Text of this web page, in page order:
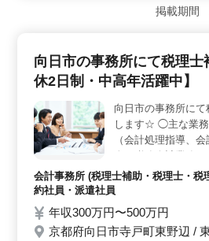
医師職が常勤で募集中！神戸市内
への経験の伝承をお願いします。
目。診療補助から歯石除去、ホワ
ケア指導まで、バラエティ豊かな業
どれでもOK！ 阪急京都線 洛西口
好です。職員のための無料駐車場
働きやすい環境が整っています。
掲載期間
向日市の事務所にて税理士
休2日制・中高年活躍中】
向日市の事務所に
します☆ ◯主な業務
（会計処理指導、
成及び税務相談業
等のサポート ・相
PCA会計、弥生会計
現在50歳以上も活躍
会計事務所 (税理士補助・税理士・税
約社員・派遣社員
年収300万円〜500万円
京都府向日市寺戸町東野辺 /